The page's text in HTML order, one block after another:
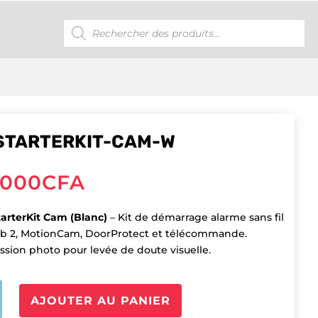
Recherche
de
produits
CAM-W
CFA
Cam (Blanc) – Kit de démarrage alarme sans fil
2, MotionCam, DoorProtect et télécommande.
photo pour levée de doute visuelle.
AJOUTER AU PANIER